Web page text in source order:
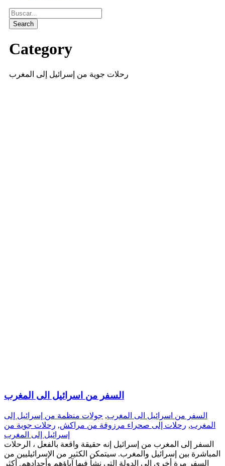
Category
رحلات جوية من إسرائيل إلى المغرب
السفر من اسرائيل الى المغرب
السفر من اسرائيل الى المغرب, جولات منظمة من إسرائيل إلى
المغرب, رحلات إلى صحراء مرزوقة من مراكش, رحلات جوية من
إسرائيل إلى المغرب
السفر إلى المغرب من إسرائيل إنه حقيقة واقعة بالفعل ، الرحلات
المباشرة بين إسرائيل والمغرب. سيتمكن الكثير من الإسرائيليين من
السفر مرة أخرى إلى الدولة التي نشأ فيها آباؤهم وأجدادهم. أكثر